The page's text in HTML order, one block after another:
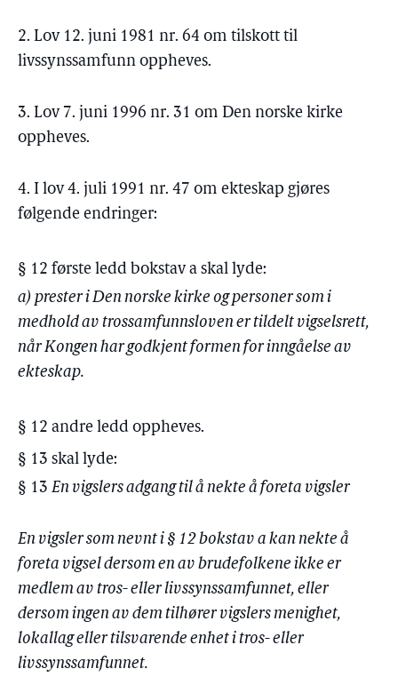
2. Lov 12. juni 1981 nr. 64 om tilskott til
livssynssamfunn oppheves.
3. Lov 7. juni 1996 nr. 31 om Den norske kirke
oppheves.
4. I lov 4. juli 1991 nr. 47 om ekteskap gjøres
følgende endringer:
§ 12 første ledd bokstav a skal lyde:
a) prester i Den norske kirke og personer som i
medhold av trossamfunnsloven er tildelt vigselsrett,
når Kongen har godkjent formen for inngåelse av
ekteskap.
§ 12 andre ledd oppheves.
§ 13 skal lyde:
§ 13 En vigslers adgang til å nekte å foreta vigsler
En vigsler som nevnt i § 12 bokstav a kan nekte å
foreta vigsel dersom en av brudefolkene ikke er
medlem av tros- eller livssynssamfunnet, eller
dersom ingen av dem tilhører vigslers menighet,
lokallag eller tilsvarende enhet i tros- eller
livssynssamfunnet.